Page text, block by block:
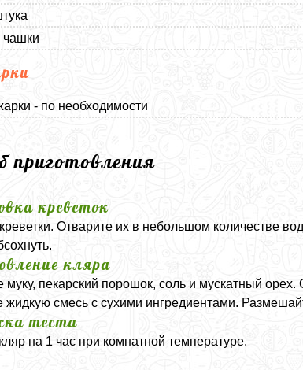
чашки
- по необходимости
приготовления
креветок
Отварите их в небольшом количестве
кляра
пекарский порошок, соль и мускатный орех.
жидкую смесь с сухими ингредиентами.
теста
на 1 час при комнатной температуре.